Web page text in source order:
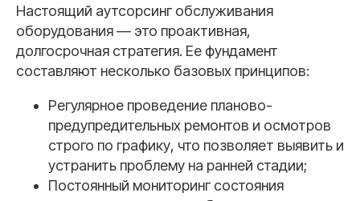
Настоящий аутсорсинг обслуживания
оборудования — это проактивная,
долгосрочная стратегия. Ее фундамент
составляют несколько базовых принципов:
Регулярное проведение планово-
предупредительных ремонтов и осмотров
строго по графику, что позволяет выявить и
устранить проблему на ранней стадии;
Постоянный мониторинг состояния